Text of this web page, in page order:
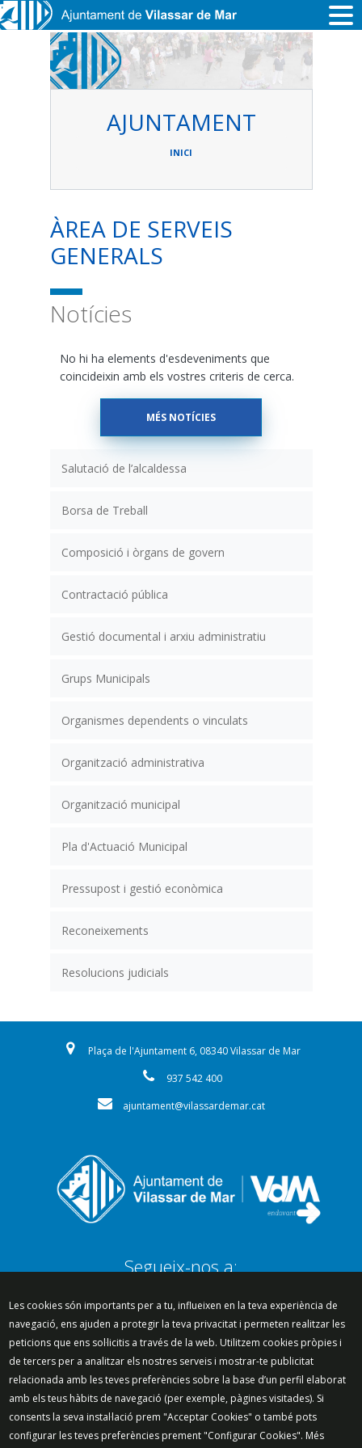
Vés al contingut
AJUNTAMENT
d'ariadna
INICI
Salutació de l’alcaldessa
Borsa de Treball
Composició i òrgans de govern
Contractació pública
Gestió documental i arxiu administratiu
Grups Municipals
Organismes dependents o vinculats
Organització administrativa
Organització municipal
Pla d'Actuació Municipal
Pressupost i gestió econòmica
Reconeixements
Resolucions judicials
ÀREA DE SERVEIS
GENERALS
Notícies
No hi ha elements d'esdeveniments que
coincideixin amb els vostres criteris de cerca.
MÉS NOTÍCIES
Plaça de l'Ajuntament 6, 08340 Vilassar de Mar
937 542 400
ajuntament@vilassardemar.cat
Segueix-nos a:
Mapa del lloc
Política de Privacitat
Política de cookies
© 2025 - Ajuntament de Vilassar de Mar
Les cookies són importants per a tu, influeixen en la teva experiència de
navegació, ens ajuden a protegir la teva privacitat i permeten realitzar les
peticions que ens sol·licitis a través de la web. Utilitzem cookies pròpies i
de tercers per a analitzar els nostres serveis i mostrar-te publicitat
relacionada amb les teves preferències sobre la base d’un perfil elaborat
amb els teus hàbits de navegació (per exemple, pàgines visitades). Si
consents la seva instal·lació prem "Acceptar Cookies" o també pots
configurar les teves preferències prement "Configurar Cookies". Més